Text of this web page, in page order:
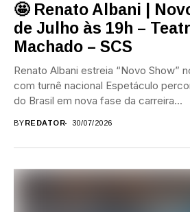
🤩 Renato Albani |
de Julho às 19h –
Machado – SCS
Renato Albani estreia “Novo Show”
com turnê nacional Espetáculo
do Brasil em nova fase da carreira...
BYREDATOR 30/07/2026